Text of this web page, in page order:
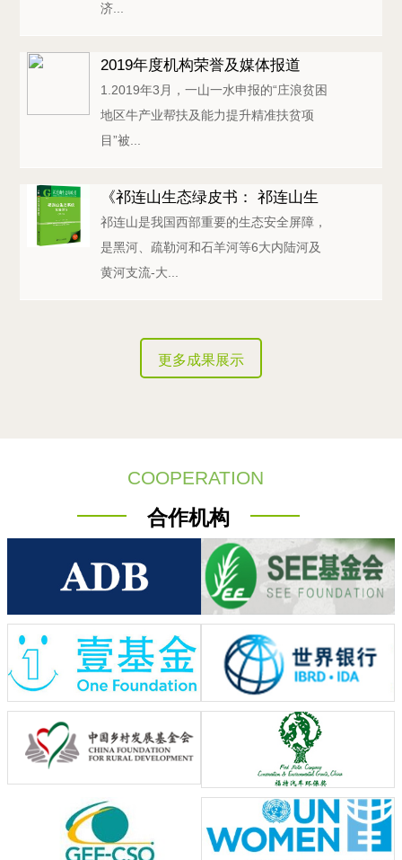
济...
2019年度机构荣誉及媒体报道
1.2019年3月，一山一水申报的“庄浪贫困
地区牛产业帮扶及能力提升精准扶贫项
目”被...
《祁连山生态绿皮书： 祁连山生
态系统发展报告...
祁连山是我国西部重要的生态安全屏障，
是黑河、疏勒河和石羊河等6大内陆河及
黄河支流-大...
更多成果展示
COOPERATION
合作机构